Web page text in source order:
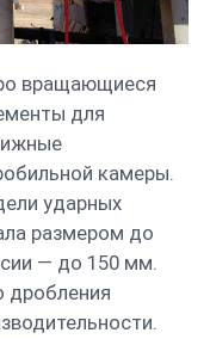
вращающиеся
для
камеры.
ударных
размером до
— до 150 мм.
дробления